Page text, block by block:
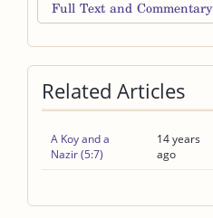
Full Text and Commentary
Related Articles
A Koy and a
Nazir (5:7)
14 years
ago